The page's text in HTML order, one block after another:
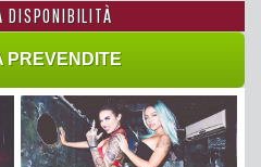
DISPONIBILITÀ
PREVENDITE